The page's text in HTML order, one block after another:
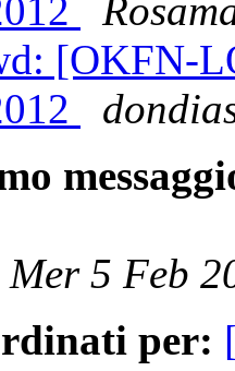
[OKFN-
Mer 5 Feb
per: